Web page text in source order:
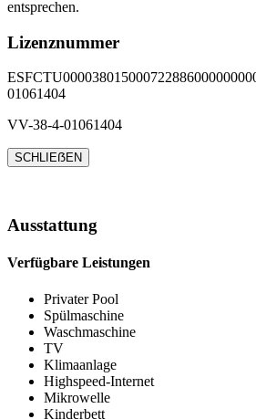
entsprechen.
Lizenznummer
01061404
VV-38-4-01061404
SCHLIEẞEN
Ausstattung
Verfügbare Leistungen
Privater Pool
Spülmaschine
Waschmaschine
TV
Klimaanlage
Highspeed-Internet
Mikrowelle
Kinderbett